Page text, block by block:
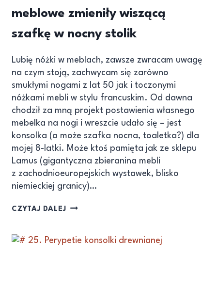
meblowe zmieniły wiszącą
szafkę w nocny stolik
Lubię nóżki w meblach, zawsze zwracam uwagę
na czym stoją, zachwycam się zarówno
smukłymi nogami z lat 50 jak i toczonymi
nóżkami mebli w stylu francuskim. Od dawna
chodził za mną projekt postawienia własnego
mebelka na nogi i wreszcie udało się – jest
konsolka (a może szafka nocna, toaletka?) dla
mojej 8-latki. Może ktoś pamięta jak ze sklepu
Lamus (gigantyczna zbieranina mebli
z zachodnioeuropejskich wystawek, blisko
niemieckiej granicy)…
CZYTAJ DALEJ